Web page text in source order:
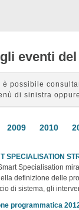
eventi del
è possibile
di sinistra
2009 2010
SPECIALISATION
Specialisation
definizione delle
di sistema, gli
programmatica